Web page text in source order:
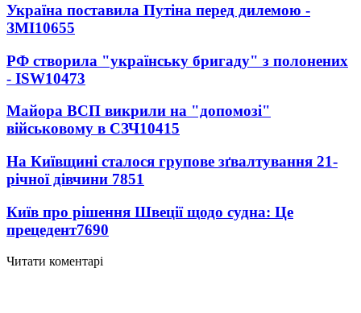
Україна поставила Путіна перед дилемою -
ЗМІ10655
РФ створила "українську бригаду" з полонених
- ISW10473
Майора ВСП викрили на "допомозі"
військовому в СЗЧ10415
На Київщині сталося групове зґвалтування 21-
річної дівчини 7851
Київ про рішення Швеції щодо судна: Це
прецедент7690
Читати коментарі